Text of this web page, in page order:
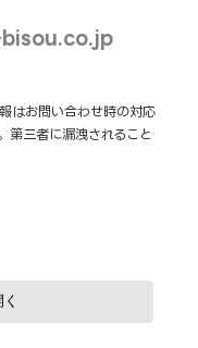
はお問い合わせ時の対応
第三者に漏洩されること